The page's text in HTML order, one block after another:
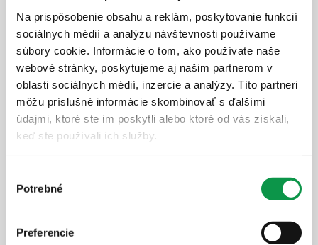
Na prispôsobenie obsahu a reklám, poskytovanie funkcií
sociálnych médií a analýzu návštevnosti používame
súbory cookie. Informácie o tom, ako používate naše
webové stránky, poskytujeme aj našim partnerom v
oblasti sociálnych médií, inzercie a analýzy. Títo partneri
môžu príslušné informácie skombinovať s ďalšími
údajmi, ktoré ste im poskytli alebo ktoré od vás získali,
keď ste používali ich služby.
súhlasu
Potrebné
Preferencie
100% reálne fotky
Doprava v cene
Zateplená strecha v cene
Strešné nosníky vo farbe RAL
Viac vnútorného priestoru
Hrúbka panelu 50 mm
Atraktívna výška 2,5 m
Panoramatické okno
9 587,-
8-10 týždňov